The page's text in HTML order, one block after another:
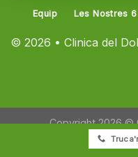
© 2026 • Clinica del
Equip Les Nostres
Copyright 2026 ©